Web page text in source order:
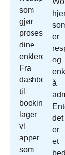
som
gjør
prosessene
dine
enklere.
Fra
dashbord
til
lager
vi
apper
som
er
og
å
det
er
et